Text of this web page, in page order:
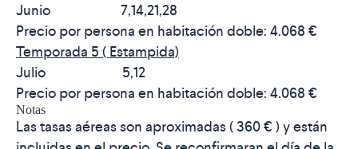
Junio 7,14,21,28
Precio por persona en habitación doble: 4.068 €
Temporada 5 ( Estampida)
Julio 5,12
Precio por persona en habitación doble: 4.068 €
Notas
Las tasas aéreas son aproximadas ( 360 € ) y están